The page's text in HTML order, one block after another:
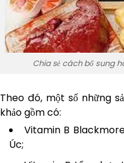
Chia sẻ cách bổ sung
Theo đó, một số những
khảo gồm có:
Vitamin B
Úc;